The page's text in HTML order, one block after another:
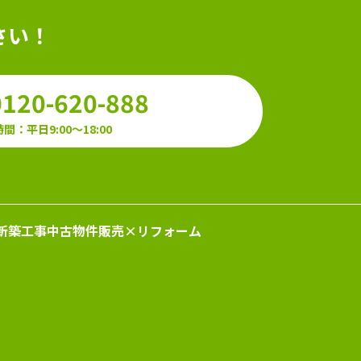
！
620-888
間：平日9:00～18:00
築工事中古物件販売×リフォーム